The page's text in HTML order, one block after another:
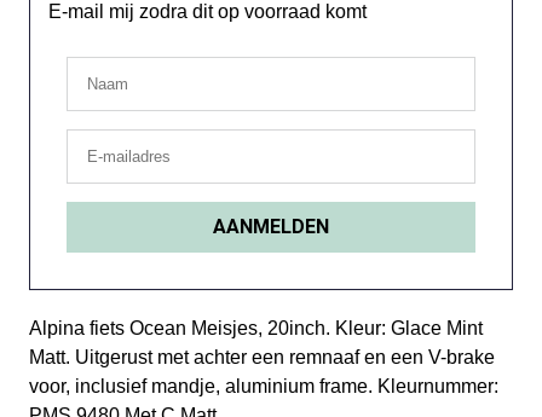
E-mail mij zodra dit op voorraad komt
Alpina fiets Ocean Meisjes, 20inch. Kleur: Glace Mint
Matt. Uitgerust met achter een remnaaf en een V-brake
voor, inclusief mandje, aluminium frame. Kleurnummer: